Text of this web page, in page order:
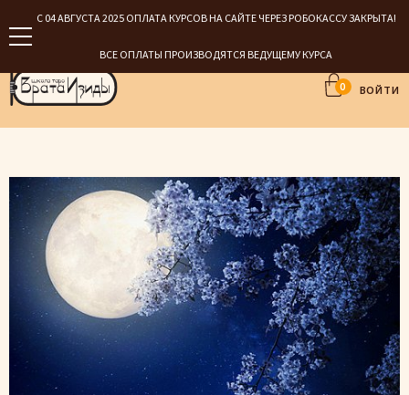
С 04 АВГУСТА 2025 ОПЛАТА КУРСОВ НА САЙТЕ ЧЕРЕЗ РОБОКАССУ ЗАКРЫТА!
ВСЕ ОПЛАТЫ ПРОИЗВОДЯТСЯ ВЕДУЩЕМУ КУРСА
0 ВОЙТИ